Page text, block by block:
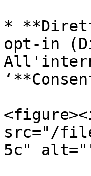
*
opt-in
src="/
5c"